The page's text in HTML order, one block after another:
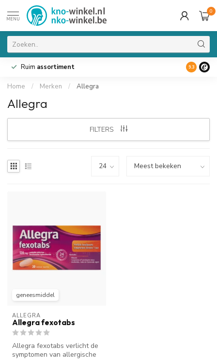
MENU
0
Ruim assortiment 9.3
Home / Merken / Allegra
Allegra
FILTERS
geneesmiddel
ALLEGRA
Allegra fexotabs
Allegra fexotabs verlicht de
symptomen van allergische